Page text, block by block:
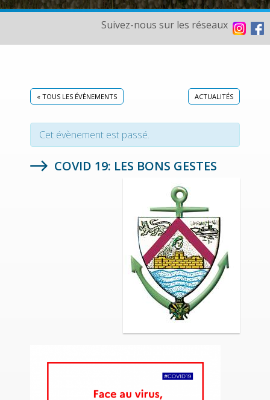
Suivez-nous sur les réseaux
« TOUS LES ÉVÈNEMENTS ACTUALITÉS
Cet évènement est passé.
COVID 19: LES BONS GESTES